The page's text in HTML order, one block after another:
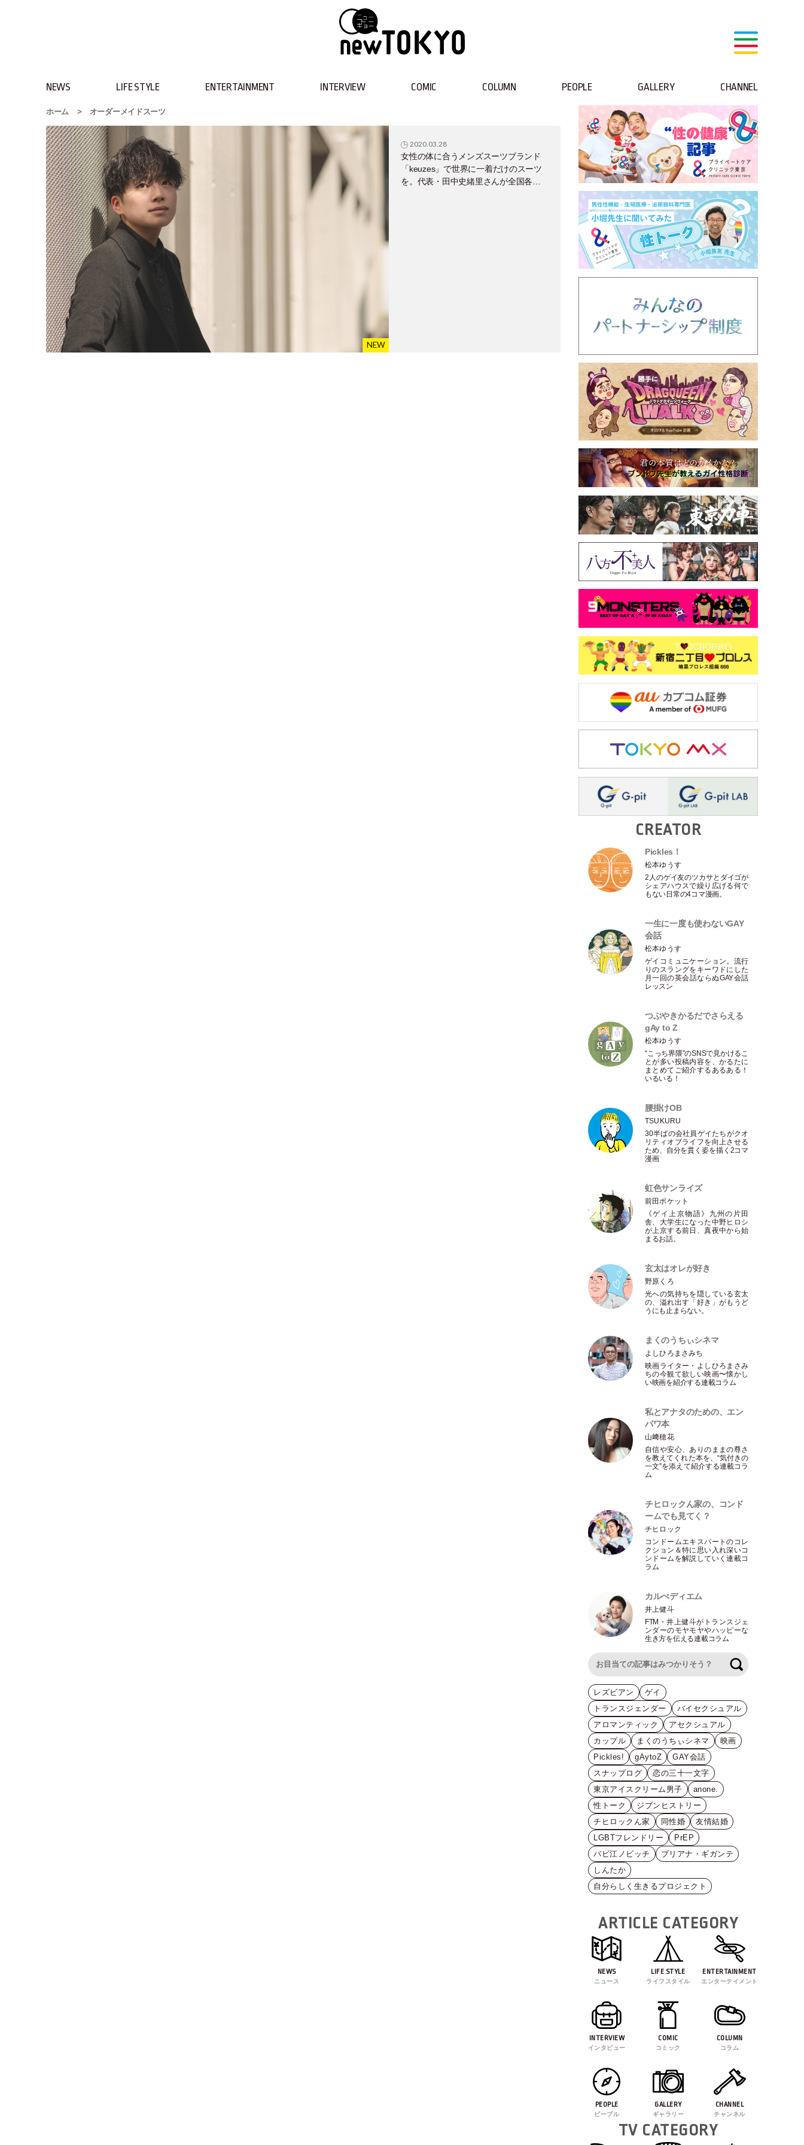
NEWS LIFE STYLE ENTERTAINMENT INTERVIEW COMIC COLUMN PEOPLE GALLERY CHANNEL
ホーム > オーダーメイドスーツ
2020.03.28
女性の体に合うメンズスーツブランド
「keuzes」で世界に一着だけのスーツ
を。代表・田中史緒里さんが全国各地
CREATOR
Pickles！
松本ゆうす
2人のゲイ友のツカサとダイゴが
シェアハウスで繰り広げる何で
もない日常の4コマ漫画。
一生に一度も使わないGAY
会話
松本ゆうす
ゲイコミュニケーション。流行
りのスラングをキーワドにした
月一回の英会話ならぬGAY会話
レッスン
つぶやきかるだでさらえる
gAy to Z
松本ゆうす
“こっち界隈”のSNSで見かけるこ
とが多い投稿内容を、かるたに
まとめてご紹介するあるある！
いるいる！
腰掛けOB
TSUKURU
30半ばの会社員ゲイたちがクオ
リティオブライフを向上させる
ため、自分を貫く姿を描く2コマ
漫画
虹色サンライズ
前田ポケット
《ゲイ上京物語》九州の片田
舎、大学生になった中野ヒロシ
が上京する前日、真夜中から始
まるお話。
玄太はオレが好き
野原くろ
光への気持ちを隠している玄太
の、溢れ出す 「好き 」がもうど
うにも止まらない。
まくのうちぃシネマ
よしひろまさみち
映画ライター ・ よしひろまさみ
ちの今観て欲しい映画〜懐かし
い映画を紹介する連載コラム
私とアナタのための、エン
パワ本
山﨑穂花
自信や安心、ありのままの尊さ
を教えてくれた本を、“気付きの
一文”を添えて紹介する連載コラ
ム
チヒロックん家の、コンド
ームでも見てく？
チヒロック
コンドームエキスパートのコレ
クション＆特に思い入れ深いコ
ンドームを解説していく連載コ
ラム
カルぺディエム
井上健斗
FTM ・井上健斗がトランスジェ
ンダーのモヤモヤやハッピーな
生き方を伝える連載コラム
レズビアン
ゲイ
トランスジェンダー
バイセクシュアル
アロマンティック
アセクシュアル
カップル
まくのうちぃシネマ
映画
Pickles!
gAytoZ
GAY会話
スナップログ
恋の三十一文字
東京アイスクリーム男子
anone.
性トーク
ジブンヒストリー
チヒロックん家
同性婚
友情結婚
LGBTフレンドリー
PrEP
バビ江ノビッチ
ブリアナ・ギガンテ
しんたか
自分らしく生きるプロジェクト
ARTICLE CATEGORY
NEWS
ニュース
LIFE STYLE
ライフスタイル
ENTERTAINMENT
エンターテイメント
INTERVIEW
インタビュー
COMIC
コミック
COLUMN
コラム
PEOPLE
ピープル
GALLERY
ギャラリー
CHANNEL
チャンネル
TV CATEGORY